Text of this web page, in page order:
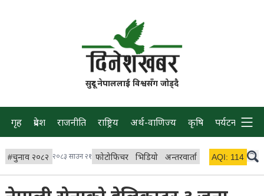
सुदूर नेपाललाई विश्वसँग जोड्दै
गृह प्रदेश राजनीति राष्ट्रिय अर्थ-वाणिज्य कृषि पर्यटन प्रवास
#चुनाव २०८२ २०८३ साउन २१ फोटोफिचर भिडियो अन्तरवार्ता विचार/ब्लग
AQI: 114